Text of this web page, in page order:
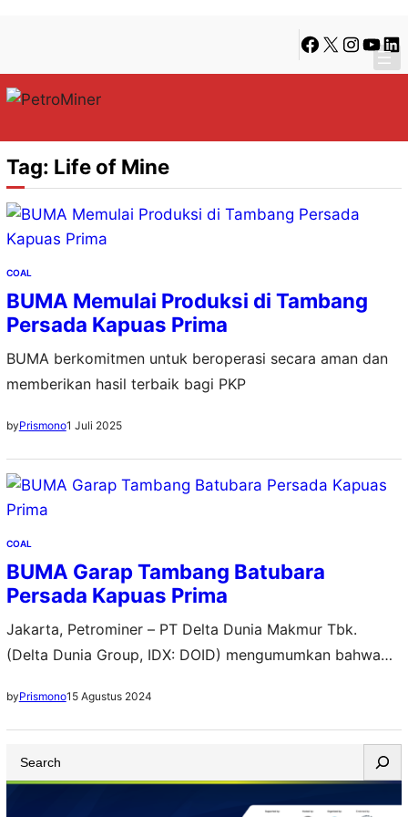
konten
content
Facebook
X Instagram
Tag: Life of Mine
COAL
BUMA Memulai Produksi di Tambang
Persada Kapuas Prima
BUMA berkomitmen untuk beroperasi secara aman dan
memberikan hasil terbaik bagi PKP
byPrismono1 Juli 2025
COAL
BUMA Garap Tambang Batubara
Persada Kapuas Prima
Jakarta, Petrominer – PT Delta Dunia Makmur Tbk.
(Delta Dunia Group, IDX: DOID) mengumumkan bahwa
(BUMA), telah menandatangani Perjanjian Jasa
Pertambangan dengan PT Persada Kapuas Prima (PKP)
pada 12 Agustus 2024. PKP memiliki konsesi tambang
batubara di Kapuas, Kalimantan Tengah. Dalam perjanjian
ini, menurut Direktur Utama BUMA, Indra…
byPrismono15 Agustus 2024
e